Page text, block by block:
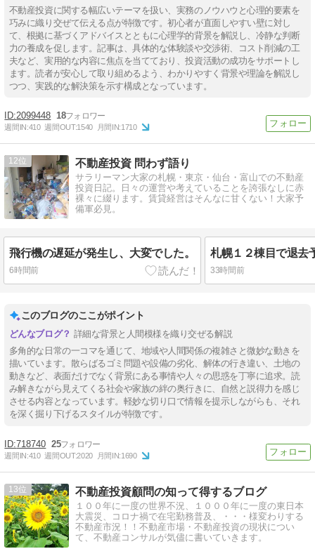
不動産投資に関する幅広いテーマを扱い、実務のノウハウと心理的要素を
巧みに織り交ぜて伝える点が特徴です。初心者が直面しやすい壁に対し
て、根拠に基づくアドバイスとともに心理学的背景を解説し、冷静な判断
力の養成を促します。記事は、具体的な体験談や交渉術、コスト削減の工
夫など、実用的な内容に焦点を当てており、投資活動の成功をサポートし
ます。読者が安心して取り組めるよう、わかりやすく背景や理論を解説し
つつ、実践的な解決策を示す構成となっています。
2099448 18
週間IN:410 週間OUT:1540 月間IN:1710
12 不動産投資 問わず語り
サラリーマン大家の札幌・東京・仙台・富山での不動産
投資日記。日々の運営や考えていることを誇張なしに赤
裸々に綴ります。賃貸経営はそんなに甘くない！大家予
備軍必見。
飛行機の遅延が発生し、大変でした。
6時間前 33時間前
このブログのここがポイント
詳細な背景と人間模様を織り交ぜる解説
多角的な日常の一コマを通じて、地域や人間関係の複雑さと微妙な動きを
描いています。散らばるゴミ問題や設備の劣化、解体の行き違い、土地の
動きなど、表面だけでなく背景にある事情や人々の思惑を丁寧に追求。読
み解きながら見えてくる社会や家族の絆の奥行きに、自然と説得力を感じ
させる内容となっています。軽妙な切り口で情報を提示しながらも、それ
を深く掘り下げるスタイルが特徴です。
718740 25
週間IN:410 週間OUT:2020 月間IN:1690
13 不動産投資顧問の知って得するブログ
１００年に一度の世界不況、１０００年に一度の東日本
大震災、コロナ禍で在宅勤務普及、・・・様変わりする
不動産市況！！不動産市場・不動産投資の現状につい
て、不動産コンサルが気儘に書いていきます。